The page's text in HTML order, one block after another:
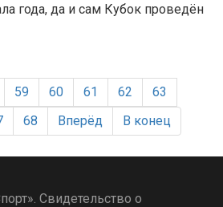
года, да и сам Кубок проведён
59 60 61 62
63
68 Вперёд В конец
Свидетельство о